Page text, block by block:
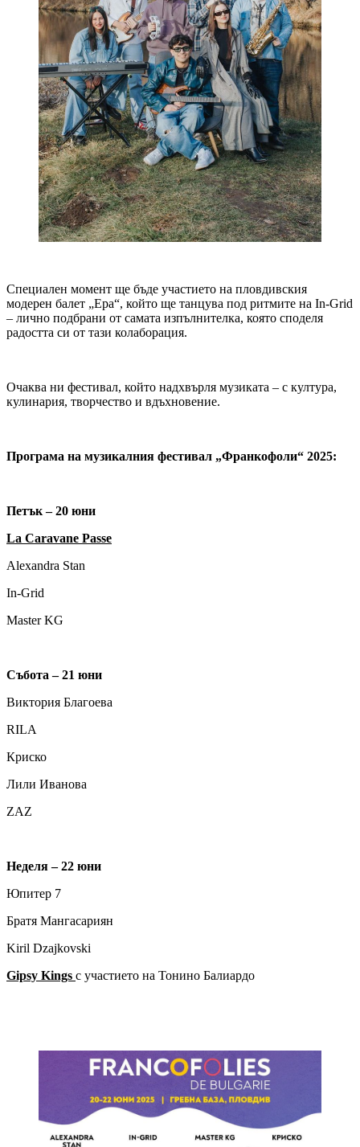
Специален момент ще бъде участието на пловдивския
модерен балет „Ера“, който ще танцува под ритмите на In-Grid
– лично подбрани от самата изпълнителка, която споделя
радостта си от тази колаборация.
Очаква ни фестивал, който надхвърля музиката – с култура,
кулинария, творчество и вдъхновение.
Програма на музикалния фестивал „Франкофоли“ 2025:
Петък – 20 юни
La Caravane Passe
Alexandra Stan
In-Grid
Мaster KG
Събота – 21 юни
Виктория Благоева
RILA
Криско
Лили Иванова
ZAZ
Неделя – 22 юни
Юпитер 7
Братя Мангасариян
Kiril Dzajkovski
Gipsy Kings с участието на Тонино Балиардо